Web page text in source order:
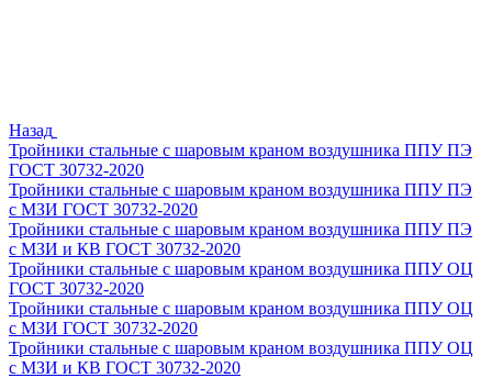
Назад
Тройники стальные с шаровым краном воздушника ППУ ПЭ
ГОСТ 30732-2020
Тройники стальные с шаровым краном воздушника ППУ ПЭ
с МЗИ ГОСТ 30732-2020
Тройники стальные с шаровым краном воздушника ППУ ПЭ
с МЗИ и КВ ГОСТ 30732-2020
Тройники стальные с шаровым краном воздушника ППУ ОЦ
ГОСТ 30732-2020
Тройники стальные с шаровым краном воздушника ППУ ОЦ
с МЗИ ГОСТ 30732-2020
Тройники стальные с шаровым краном воздушника ППУ ОЦ
с МЗИ и КВ ГОСТ 30732-2020